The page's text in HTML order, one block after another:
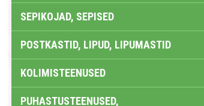
SEPIKOJAD, SEPISED
POSTKASTID, LIPUD, LIPUMASTID
KOLIMISTEENUSED
PUHASTUSTEENUSED,